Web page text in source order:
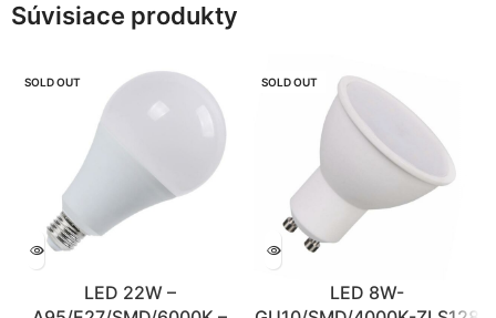
Súvisiace produkty
SOLD OUT
LED 22W –
SOLD OUT
LED 8W-